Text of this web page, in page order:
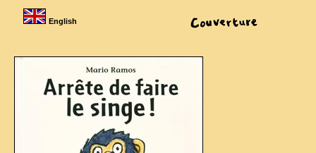
English